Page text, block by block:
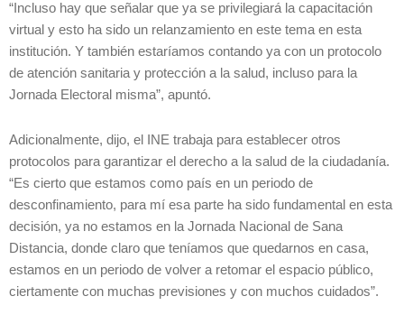
“Incluso hay que señalar que ya se privilegiará la capacitación
virtual y esto ha sido un relanzamiento en este tema en esta
institución. Y también estaríamos contando ya con un protocolo
de atención sanitaria y protección a la salud, incluso para la
Jornada Electoral misma”, apuntó.
Adicionalmente, dijo, el INE trabaja para establecer otros
protocolos para garantizar el derecho a la salud de la ciudadanía.
“Es cierto que estamos como país en un periodo de
desconfinamiento, para mí esa parte ha sido fundamental en esta
decisión, ya no estamos en la Jornada Nacional de Sana
Distancia, donde claro que teníamos que quedarnos en casa,
estamos en un periodo de volver a retomar el espacio público,
ciertamente con muchas previsiones y con muchos cuidados”.